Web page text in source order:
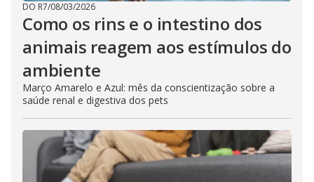
DO R7/08/03/2026
Como os rins e o intestino dos
animais reagem aos estímulos do
ambiente
Março Amarelo e Azul: mês da conscientização sobre a
saúde renal e digestiva dos pets